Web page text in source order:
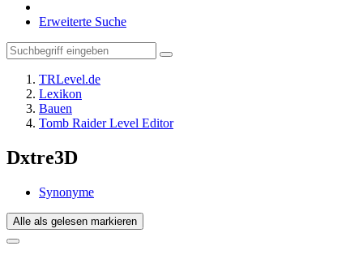
Erweiterte Suche
TRLevel.de
Lexikon
Bauen
Tomb Raider Level Editor
Dxtre3D
Synonyme
Alle als gelesen markieren